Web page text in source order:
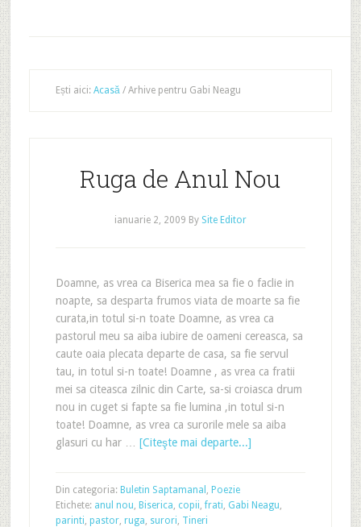
Ești aici: Acasă /Arhive pentru Gabi Neagu
Ruga de Anul Nou
ianuarie 2, 2009 By Site Editor
Doamne, as vrea ca Biserica mea sa fie o faclie in
noapte, sa desparta frumos viata de moarte sa fie
curata,in totul si-n toate Doamne, as vrea ca
pastorul meu sa aiba iubire de oameni cereasca, sa
caute oaia plecata departe de casa, sa fie servul
tau, in totul si-n toate! Doamne , as vrea ca fratii
mei sa citeasca zilnic din Carte, sa-si croiasca drum
nou in cuget si fapte sa fie lumina ,in totul si-n
toate! Doamne, as vrea ca surorile mele sa aiba
glasuri cu har … [Citeşte mai departe...]
Din categoria: Buletin Saptamanal , Poezie
Etichete: anul nou, Biserica, copii,frati, Gabi Neagu,
parinti, pastor, ruga, surori, Tineri